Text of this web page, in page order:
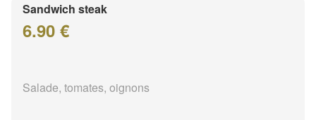
Sandwich steak
6.90 €
Salade, tomates, oignons